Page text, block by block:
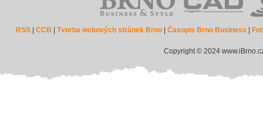
RSS |CCB |Tvorba webových stránek Brno |Časopis Brno Business
Copyright © 2024